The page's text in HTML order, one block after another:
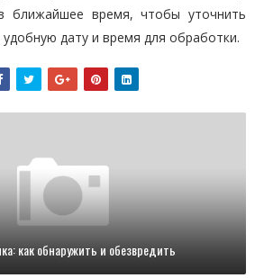
ближайшее время, чтобы уточнить
удобную дату и время для обработки.
как обнаружить и обезвредить